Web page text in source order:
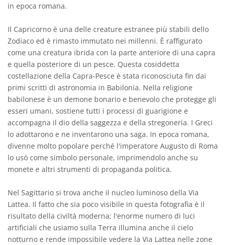
in epoca romana.
Il Capricorno è una delle creature estranee più stabili dello
Zodiaco ed è rimasto immutato nei millenni. È raffigurato
come una creatura ibrida con la parte anteriore di una capra
e quella posteriore di un pesce. Questa cosiddetta
costellazione della Capra-Pesce è stata riconosciuta fin dai
primi scritti di astronomia in Babilonia. Nella religione
babilonese è un demone bonario e benevolo che protegge gli
esseri umani, sostiene tutti i processi di guarigione e
accompagna il dio della saggezza e della stregoneria. I Greci
lo adottarono e ne inventarono una saga. In epoca romana,
divenne molto popolare perché l'imperatore Augusto di Roma
lo usò come simbolo personale, imprimendolo anche su
monete e altri strumenti di propaganda politica.
Nel Sagittario si trova anche il nucleo luminoso della Via
Lattea. Il fatto che sia poco visibile in questa fotografia è il
risultato della civiltà moderna; l'enorme numero di luci
artificiali che usiamo sulla Terra illumina anche il cielo
notturno e rende impossibile vedere la Via Lattea nelle zone